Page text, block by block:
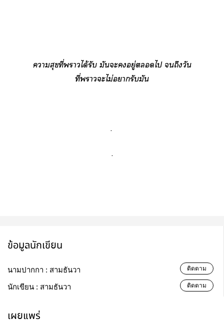
าสุขที่าได้รับ มันะอยู่ไ ถึงวัน
ที่าะไม่ารับมัน
.
.
ข้อมูลนักเขียน
นามปากกา : สามธันวา ติดตาม
นักเขียน : สามธันวา ติดตาม
เผยแพร่